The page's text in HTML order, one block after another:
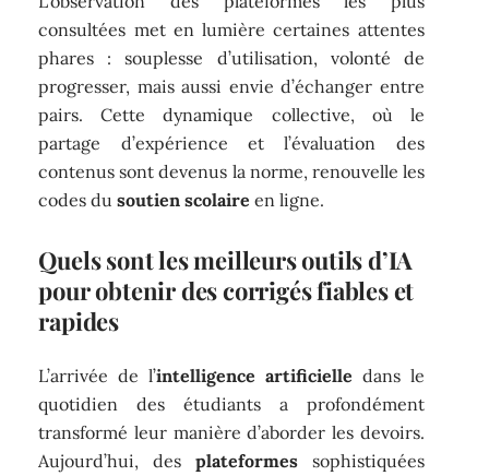
consultées met en lumière certaines attentes
phares : souplesse d’utilisation, volonté de
progresser, mais aussi envie d’échanger entre
pairs. Cette dynamique collective, où le
partage d’expérience et l’évaluation des
contenus sont devenus la norme, renouvelle les
codes dusoutien scolaire en ligne.
Quels sont les meilleurs outils d’IA
pour obtenir des corrigés fiables et
rapides
L’arrivée de l’intelligence artificielle dans le
quotidien des étudiants a profondément
transformé leur manière d’aborder les devoirs.
Aujourd’hui, des plateformessophistiquées